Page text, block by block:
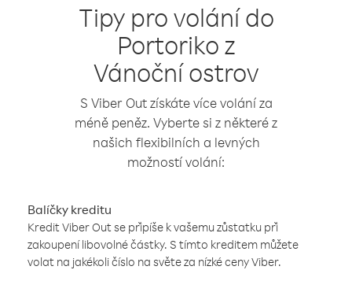
Tipy pro volání do
Portoriko z
Vánoční ostrov
S Viber Out získáte více volání za
méně peněz. Vyberte si z některé z
našich flexibilních a levných
možností volání:
Balíčky kreditu
Kredit Viber Out se připíše k vašemu zůstatku při
zakoupení libovolné částky. S tímto kreditem můžete
volat na jakékoli číslo na světe za nízké ceny Viber.